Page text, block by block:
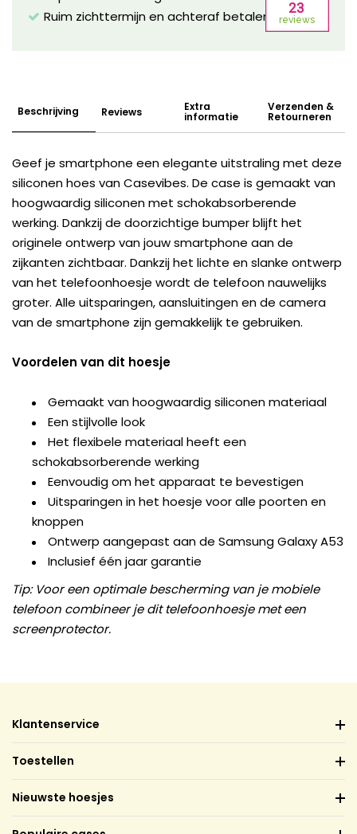
Ruim zichttermijn en achteraf betalen mogelijk!
Beschrijving Reviews Extra
informatie
Verzenden &
Retourneren
Geef je smartphone een elegante uitstraling met deze
siliconen hoes van Casevibes. De case is gemaakt van
hoogwaardig siliconen met schokabsorberende
werking. Dankzij de doorzichtige bumper blijft het
originele ontwerp van jouw smartphone aan de
zijkanten zichtbaar. Dankzij het lichte en slanke ontwerp
van het telefoonhoesje wordt de telefoon nauwelijks
groter. Alle uitsparingen, aansluitingen en de camera
van de smartphone zijn gemakkelijk te gebruiken.
Voordelen van dit hoesje
Gemaakt van hoogwaardig siliconen materiaal
Een stijlvolle look
Het flexibele materiaal heeft een
schokabsorberende werking
Eenvoudig om het apparaat te bevestigen
Uitsparingen in het hoesje voor alle poorten en
knoppen
Ontwerp aangepast aan de Samsung Galaxy A53
Inclusief één jaar garantie
Tip: Voor een optimale bescherming van je mobiele
telefoon combineer je dit telefoonhoesje met een
screenprotector.
Klantenservice
Toestellen
Nieuwste hoesjes